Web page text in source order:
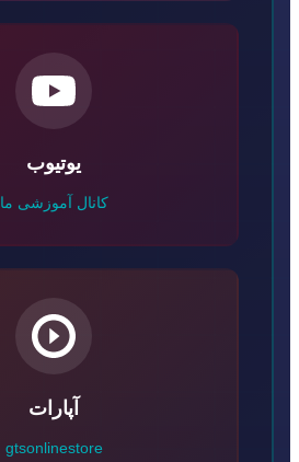
یوتیوب
کانال آموزشی ما
آپارات
gtsonlinestore